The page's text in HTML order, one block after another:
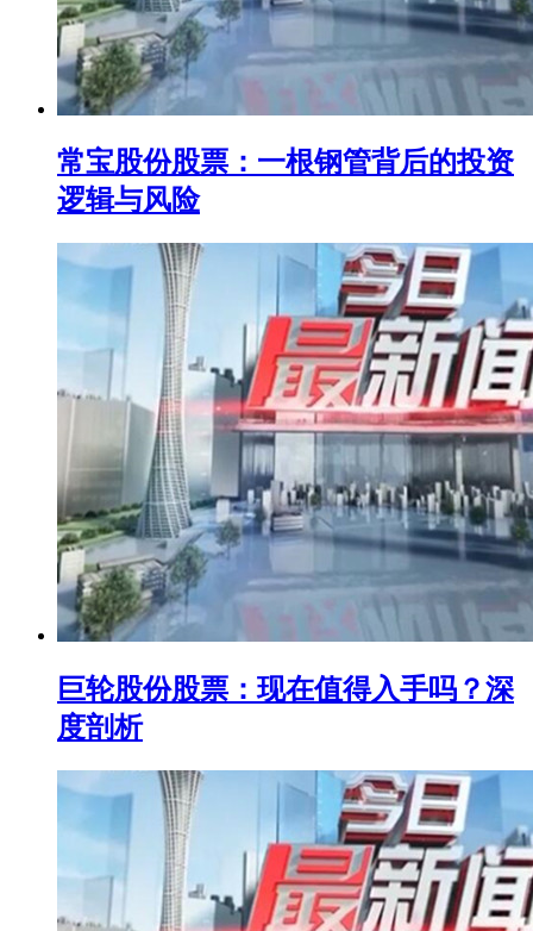
常宝股份股票：一根钢管背后的投资
逻辑与风险
巨轮股份股票：现在值得入手吗？深
度剖析